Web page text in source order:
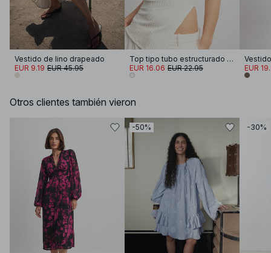
Vestido de lino drapeado
EUR 9.19 EUR 45.95
Top tipo tubo estructurado con abertura lateral
EUR 16.06 EUR 22.95 EUR
Otros clientes también vieron
-50% -30%